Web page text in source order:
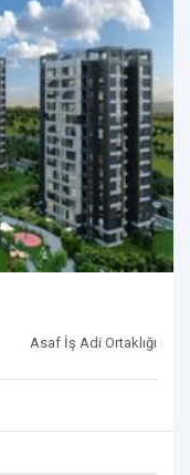
Asaf İş Adi Ortaklığı